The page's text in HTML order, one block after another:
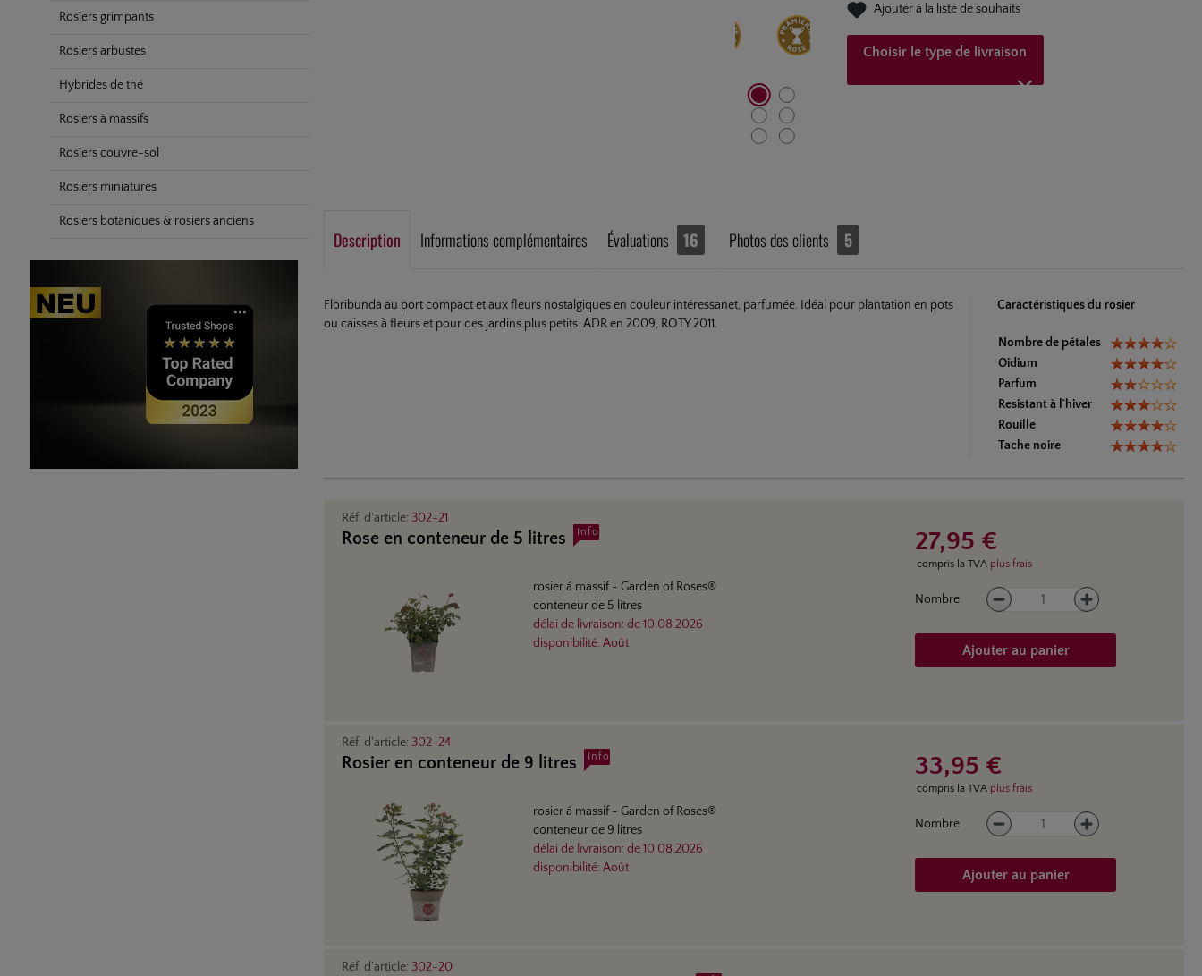
Rosiers grimpants
Rosiers arbustes
Hybrides de thé
Rosiers à massifs
Rosiers couvre-sol
Rosiers miniatures
Rosiers botaniques & rosiers anciens
Ajouter à la liste de souhaits
Choisir le type de livraison
Description Informations complémentaires Évaluations 16 Photos des clients 5
Floribunda au port compact et aux fleurs nostalgiques en couleur intéressanet, parfumée. Idéal pour plantation en pots
ou caisses à fleurs et pour des jardins plus petits. ADR en 2009, ROTY 2011.
Caractéristiques du rosier
Nombre de pétales
Oidium
Parfum
Resistant à l`hiver
Rouille
Tache noire
Réf. d'article: 302-21
Rose en conteneur de 5 litres Info
rosier á massif - Garden of Roses®
conteneur de 5 litres
délai de livraison:de10.08.2026
disponibilité: Août
27,95 €
compris la TVA plus frais
Quantité de produit : Entrez
Nombre
Ajouter au panier
Réf. d'article: 302-24
Rosier en conteneur de 9 litres Info
rosier á massif - Garden of Roses®
conteneur de 9 litres
délai de livraison:de10.08.2026
disponibilité: Août
33,95 €
compris la TVA plus frais
Quantité de produit : Entrez
Nombre
Ajouter au panier
Réf. d'article: 302-20